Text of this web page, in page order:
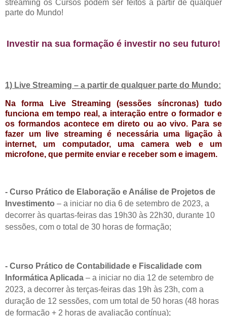
streaming os Cursos podem ser feitos a partir de qualquer
parte do Mundo!
Investir na sua formação é investir no seu futuro!
1) Live Streaming – a partir de qualquer parte do Mundo:
Na forma Live Streaming (sessões síncronas) tudo
funciona em tempo real, a interação entre o formador e
os formandos acontece em direto ou ao vivo. Para se
fazer um live streaming é necessária uma ligação à
internet, um computador, uma camera web e um
microfone, que permite enviar e receber som e imagem.
- Curso Prático de Elaboração e Análise de Projetos de
Investimento – a iniciar no dia 6 de setembro de 2023, a
decorrer às quartas-feiras das 19h30 às 22h30, durante 10
sessões, com o total de 30 horas de formação;
- Curso Prático de Contabilidade e Fiscalidade com
Informática Aplicada – a iniciar no dia 12 de setembro de
2023, a decorrer às terças-feiras das 19h às 23h, com a
duração de 12 sessões, com um total de 50 horas (48 horas
de formação + 2 horas de avaliação contínua);